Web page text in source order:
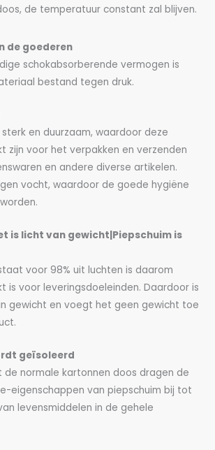
de temperatuur constant zal blijven.
de goederen
schokabsorberende vermogen is
bestand tegen druk.
en duurzaam, waardoor deze
zijn voor het verpakken en verzenden
en andere diverse artikelen.
vocht, waardoor de goede hygiëne
is licht van gewicht|Piepschuim is
voor 98% uit luchten is daarom
is voor leveringsdoeleinden. Daardoor is
gewicht en voegt het geen gewicht toe
geïsoleerd
de normale kartonnen doos dragen de
eigenschappen van piepschuim bij tot
levensmiddelen in de gehele